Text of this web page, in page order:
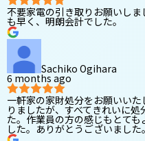
不要家電の引き取りお願いし
も早く、明朗会計でした。
Sachiko Ogihara
6 months ago
一軒家の家財処分をお願いい
りましたが、すべてきれいに
た。作業員の方の感じもとて
した。ありがとうございました。